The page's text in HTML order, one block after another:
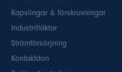
Kapslingar & förskruvningar
Industrifläktar
Strömförsörjning
Kontaktdon